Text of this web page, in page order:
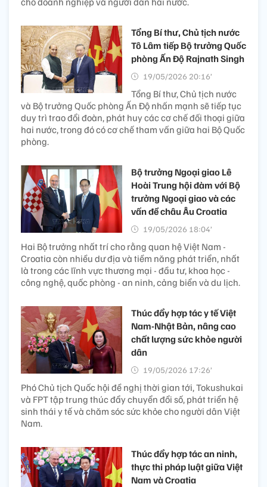
Tổng Bí thư, Chủ tịch nước
Tô Lâm tiếp Bộ trưởng Quốc
phòng Ấn Độ Rajnath Singh
19/05/2026 20:16’
Tổng Bí thư, Chủ tịch nước
và Bộ trưởng Quốc phòng Ấn Độ nhấn mạnh sẽ tiếp tục
duy trì trao đổi đoàn, phát huy các cơ chế đối thoại giữa
hai nước, trong đó có cơ chế tham vấn giữa hai Bộ Quốc
phòng.
Bộ trưởng Ngoại giao Lê
Hoài Trung hội đàm với Bộ
trưởng Ngoại giao và các
vấn đề châu Âu Croatia
19/05/2026 18:04’
Hai Bộ trưởng nhất trí cho rằng quan hệ Việt Nam -
Croatia còn nhiều dư địa và tiềm năng phát triển, nhất
là trong các lĩnh vực thương mại - đầu tư, khoa học -
công nghệ, quốc phòng - an ninh, cảng biển và du lịch.
Thúc đẩy hợp tác y tế Việt
Nam-Nhật Bản, nâng cao
chất lượng sức khỏe người
dân
19/05/2026 17:26’
Phó Chủ tịch Quốc hội đề nghị thời gian tới, Tokushukai
và FPT tập trung thúc đẩy chuyển đổi số, phát triển hệ
sinh thái y tế và chăm sóc sức khỏe cho người dân Việt
Nam.
Thúc đẩy hợp tác an ninh,
thực thi pháp luật giữa Việt
Nam và Croatia